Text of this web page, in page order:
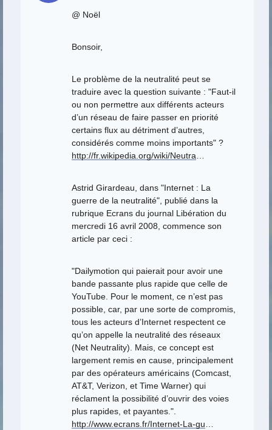
@ Noël
Bonsoir,
Le problème de la neutralité peut se
traduire avec la question suivante : "Faut-il
ou non permettre aux différents acteurs
d’un réseau de faire passer en priorité
certains flux au détriment d’autres,
considérés comme moins importants" ?
http://fr.wikipedia.org/wiki/Neutra…
Astrid Girardeau, dans "Internet : La
guerre de la neutralité", publié dans la
rubrique Ecrans du journal Libération du
mercredi 16 avril 2008, commence son
article par ceci :
"Dailymotion qui paierait pour avoir une
bande passante plus rapide que celle de
YouTube. Pour le moment, ce n’est pas
possible, car, par une sorte de compromis,
tous les acteurs d’Internet respectent ce
qu’on appelle la neutralité des réseaux
(Net Neutrality). Mais, ce concept est
largement remis en cause, principalement
par des opérateurs américains (Comcast,
AT&T, Verizon, et Time Warner) qui
réclament la possibilité d’ouvrir des voies
plus rapides, et payantes.".
http://www.ecrans.fr/Internet-La-gu…